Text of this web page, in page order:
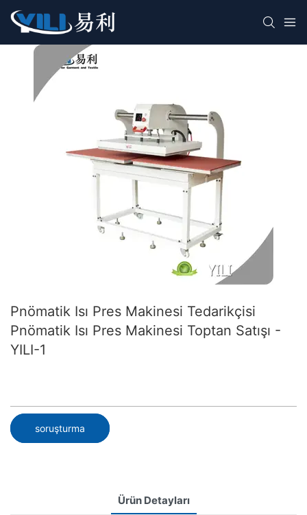
Pnömatik Isı Pres Makinesi Tedarikçisi
Pnömatik Isı Pres Makinesi Toptan Satışı -
YILI-1
soruşturma
Ürün Detayları